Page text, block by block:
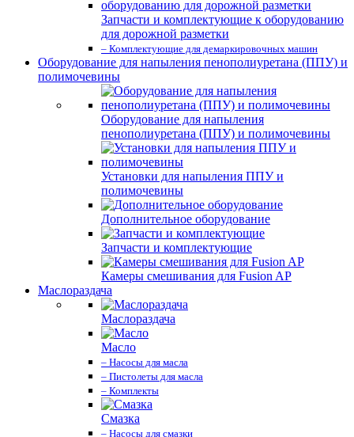
Запчасти и комплектующие к оборудованию
для дорожной разметки
– Комплектующие для демаркировочных машин
Оборудование для напыления пенополиуретана (ППУ) и
полимочевины
Оборудование для напыления
пенополиуретана (ППУ) и полимочевины
Установки для напыления ППУ и
полимочевины
Дополнительное оборудование
Запчасти и комплектующие
Камеры смешивания для Fusion AP
Маслораздача
Маслораздача
Масло
– Насосы для масла
– Пистолеты для масла
– Комплекты
Смазка
– Насосы для смазки